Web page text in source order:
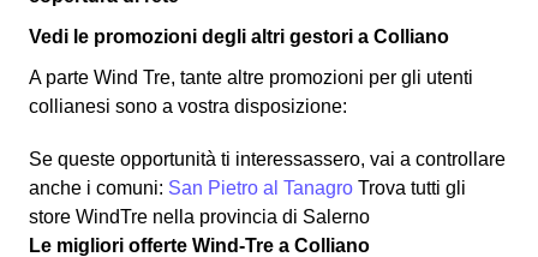
Vedi le promozioni degli altri gestori a Colliano
A parte Wind Tre, tante altre promozioni per gli utenti
collianesi sono a vostra disposizione:
Se queste opportunità ti interessassero, vai a controllare
anche i comuni: San Pietro al Tanagro Trova tutti gli
store WindTre nella provincia di Salerno
Le migliori offerte Wind-Tre a Colliano